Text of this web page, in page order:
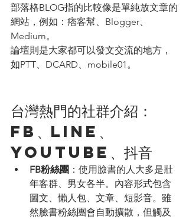
部落格BLOG指的比較像是單純放文章的
網站，例如：痞客幫、Blogger、
Medium。
論壇則是大家都可以發文交流的地方，
如PTT、DCARD、mobile01。
台灣熱門的社群介紹：
FB、LINE、
Youtube、抖音
FB粉絲團 ：使用臉書的人大多是壯
年客群、男女各半。內容形式包含
圖文、懶人包、文章、短影音。雖
然臉書粉絲團會自動擴散，但觸及